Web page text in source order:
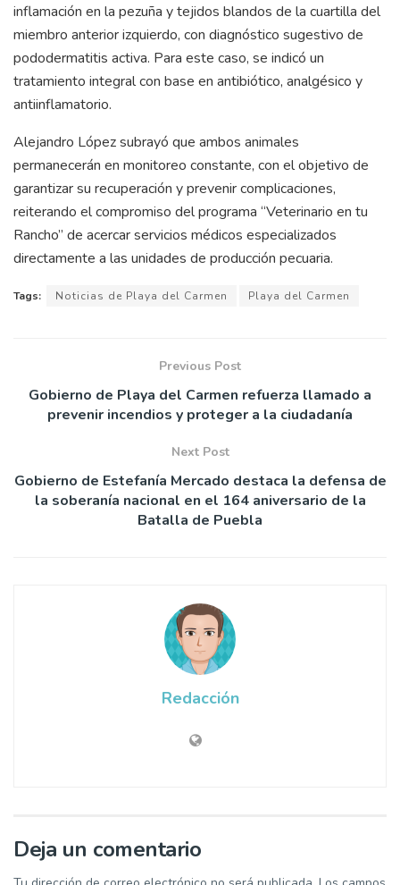
inflamación en la pezuña y tejidos blandos de la cuartilla del
miembro anterior izquierdo, con diagnóstico sugestivo de
pododermatitis activa. Para este caso, se indicó un
tratamiento integral con base en antibiótico, analgésico y
antiinflamatorio.
Alejandro López subrayó que ambos animales
permanecerán en monitoreo constante, con el objetivo de
garantizar su recuperación y prevenir complicaciones,
reiterando el compromiso del programa “Veterinario en tu
Rancho” de acercar servicios médicos especializados
directamente a las unidades de producción pecuaria.
Tags: Noticias de Playa del Carmen Playa del Carmen
Previous Post
Gobierno de Playa del Carmen refuerza llamado a
prevenir incendios y proteger a la ciudadanía
Next Post
Gobierno de Estefanía Mercado destaca la defensa de
la soberanía nacional en el 164 aniversario de la
Batalla de Puebla
Redacción
Deja un comentario